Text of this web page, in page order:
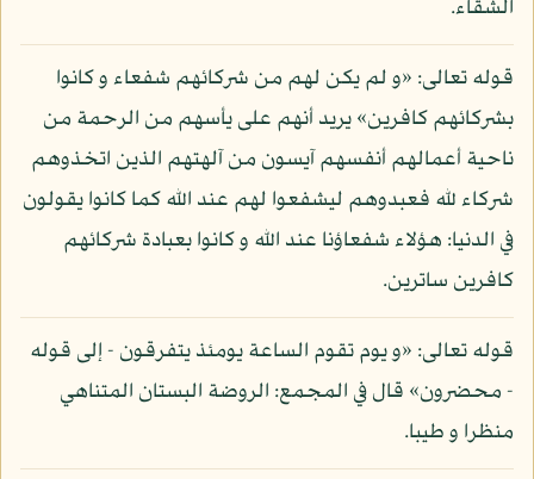
الشقاء.
قوله تعالى: «و لم يكن لهم من شركائهم شفعاء و كانوا
بشركائهم كافرين» يريد أنهم على يأسهم من الرحمة من
ناحية أعمالهم أنفسهم آيسون من آلهتهم الذين اتخذوهم
شركاء لله فعبدوهم ليشفعوا لهم عند الله كما كانوا يقولون
في الدنيا: هؤلاء شفعاؤنا عند الله و كانوا بعبادة شركائهم
كافرين ساترين.
قوله تعالى: «و يوم تقوم الساعة يومئذ يتفرقون - إلى قوله
- محضرون» قال في المجمع: الروضة البستان المتناهي
منظرا و طيبا.